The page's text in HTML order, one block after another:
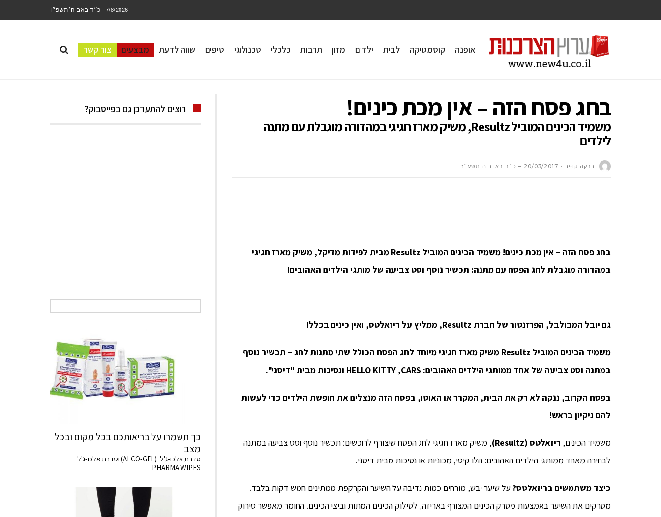
7/8/2026 כ״ד באב ה׳תשפ״ו
אופנה קוסמטיקה לבית ילדים מזון תרבות כלכלי טכנולוגי טיפים שווה לדעת מבצעים צור קשר
בחג פסח הזה – אין מכת כינים!
משמיד הכינים המוביל Resultz, משיק מארז חגיגי במהדורה מוגבלת עם מתנה
לילדים
רבקה קופר 20/03/2017 – כ״ב באדר ה׳תשע״ז
בחג פסח הזה – אין מכת כינים! משמיד הכינים המוביל Resultz מבית לפידות מדיקל
, משיק מארז חגיגי
במהדורה מוגבלת לחג הפסח עם מתנה: תכשיר נוסף וסט צביעה של מותגי הילדים האהובים!
גם יובל המבולבל, הפרזנטור של חברת Resultz
, ממליץ על ריזאלטס, ואין כינים בכלל!
משמיד הכינים המוביל Resultz משיק מארז חגיגי מיוחד לחג הפסח הכולל שתי מתנות לחג – תכשיר נוסף
במתנה וסט צביעה של אחד ממותגי הילדים האהובים:
HELLO KITTY ,CARS ונסיכות מבית "דיסני".
בפסח הקרוב, ננקה לא רק את הבית, המקרר או האוטו, בפסח הזה מנצלים את חופשת הילדים כדי לעשות
להם ניקיון בראש!
משמיד הכינים, ריזאלטס (Resultz)
, משיק מארז חגיגי לחג הפסח שיצורף לרוכשים: תכשיר נוסף וסט צביעה במתנה
לבחירה מאחד ממותגי הילדים האהובים: הלו קיטי, מכוניות או נסיכות מבית דיסני.
כיצד משתמשים בריזאלטס? על שיער יבש, מורחים כמות נדיבה על השיער והקרקפת ממתינים חמש דקות בלבד.
מסרקים את השיער באמצעות מסרק הכינים המצורף באריזה, לסילוק הכינים המתות וביצי הכינים. החומר מאפשר סירוק
רוצים להתעדכן גם בפייסבוק?
כך תשמרו על בריאותכם בכל מקום ובכל
מצב
סדרת אלכו-ג'ל (ALCO-GEL) וסדרת אלכו-ג'ל
PHARMA WIPES